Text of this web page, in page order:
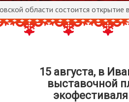
области состоится
15 августа, в
выставочной